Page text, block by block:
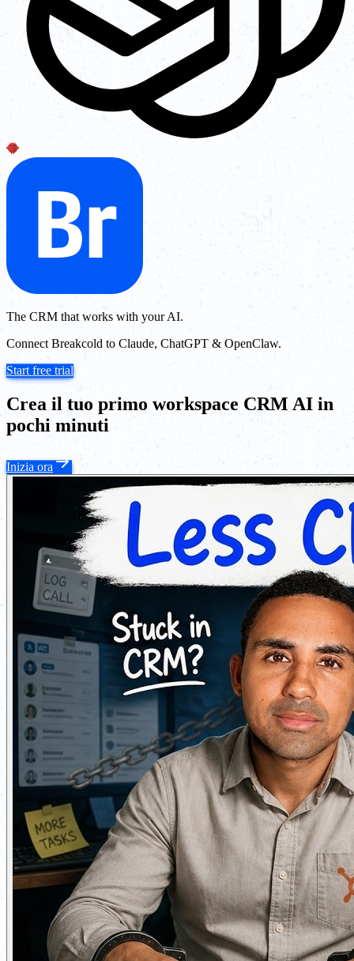
The CRM that works with your AI.
Connect Breakcold to Claude, ChatGPT & OpenClaw.
Start free trial
Crea il tuo primo workspace CRM AI in
pochi minuti
Inizia ora